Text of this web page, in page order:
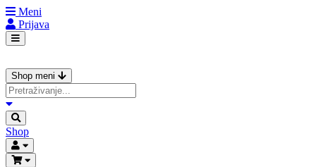
Meni
Prijava
Shop meni
Shop